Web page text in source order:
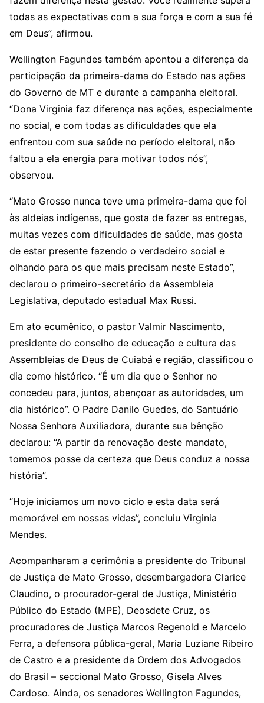
todas as expectativas com a sua força e com a sua fé
em Deus”, afirmou.
Wellington Fagundes também apontou a diferença da
participação da primeira-dama do Estado nas ações
do Governo de MT e durante a campanha eleitoral.
“Dona Virginia faz diferença nas ações, especialmente
no social, e com todas as dificuldades que ela
enfrentou com sua saúde no período eleitoral, não
faltou a ela energia para motivar todos nós”,
observou.
“Mato Grosso nunca teve uma primeira-dama que foi
às aldeias indígenas, que gosta de fazer as entregas,
muitas vezes com dificuldades de saúde, mas gosta
de estar presente fazendo o verdadeiro social e
olhando para os que mais precisam neste Estado”,
declarou o primeiro-secretário da Assembleia
Legislativa, deputado estadual Max Russi.
Em ato ecumênico, o pastor Valmir Nascimento,
presidente do conselho de educação e cultura das
Assembleias de Deus de Cuiabá e região, classificou o
dia como histórico. “É um dia que o Senhor no
concedeu para, juntos, abençoar as autoridades, um
dia histórico”. O Padre Danilo Guedes, do Santuário
Nossa Senhora Auxiliadora, durante sua bênção
declarou: “A partir da renovação deste mandato,
tomemos posse da certeza que Deus conduz a nossa
história”.
“Hoje iniciamos um novo ciclo e esta data será
memorável em nossas vidas”, concluiu Virginia
Mendes.
Acompanharam a cerimônia a presidente do Tribunal
de Justiça de Mato Grosso, desembargadora Clarice
Claudino, o procurador-geral de Justiça, Ministério
Público do Estado (MPE), Deosdete Cruz, os
procuradores de Justiça Marcos Regenold e Marcelo
Ferra, a defensora pública-geral, Maria Luziane Ribeiro
de Castro e a presidente da Ordem dos Advogados
do Brasil – seccional Mato Grosso, Gisela Alves
Cardoso. Ainda, os senadores Wellington Fagundes,